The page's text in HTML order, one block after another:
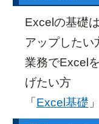
お知らせ
研修カテ
研修の目
Excelの基礎
アップしたい
業務でExcel
げたい方
「 Excel基礎